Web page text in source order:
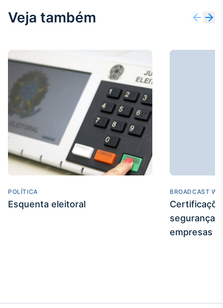
Veja também
POLÍTICA
Esquenta eleitoral
BROADCAST
segurança
empresas